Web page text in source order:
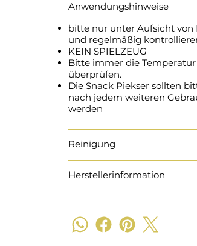
Anwendungshinweise
bitte nur unter Aufsicht von
und regelmäßig
KEIN SPIELZEUG
Bitte immer die
überprüfen.
Die Snack Piekser sollten
nach jedem weiteren
werden
Reinigung
Herstellerinformation